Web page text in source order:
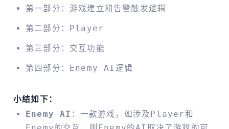
第一部分：游戏建立和告警触发逻辑
第二部分：Player
第三部分：交互功能
第四部分：Enemy AI逻辑
小结如下：
Enemy AI ：一款游戏，如涉及Player和